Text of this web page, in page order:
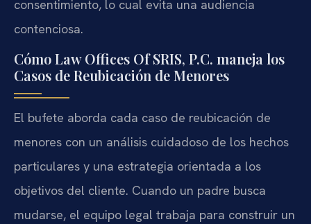
consentimiento, lo cual evita una audiencia
contenciosa.
Cómo Law Offices Of SRIS, P.C. maneja los
Casos de Reubicación de Menores
El bufete aborda cada caso de reubicación de
menores con un análisis cuidadoso de los hechos
particulares y una estrategia orientada a los
objetivos del cliente. Cuando un padre busca
mudarse, el equipo legal trabaja para construir un